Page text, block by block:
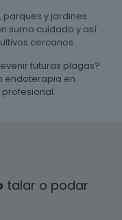
parques y jardines
sumo cuidado y así
cercanos.
futuras plagas?
endoterapia en
talar o podar